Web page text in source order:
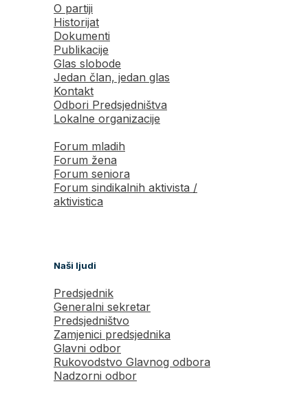
O partiji
Historijat
Dokumenti
Publikacije
Glas slobode
Jedan član, jedan glas
Kontakt
Odbori Predsjedništva
Lokalne organizacije
Forum mladih
Forum žena
Forum seniora
Forum sindikalnih aktivista /
aktivistica
Naši ljudi
Predsjednik
Generalni sekretar
Predsjedništvo
Zamjenici predsjednika
Glavni odbor
Rukovodstvo Glavnog odbora
Nadzorni odbor